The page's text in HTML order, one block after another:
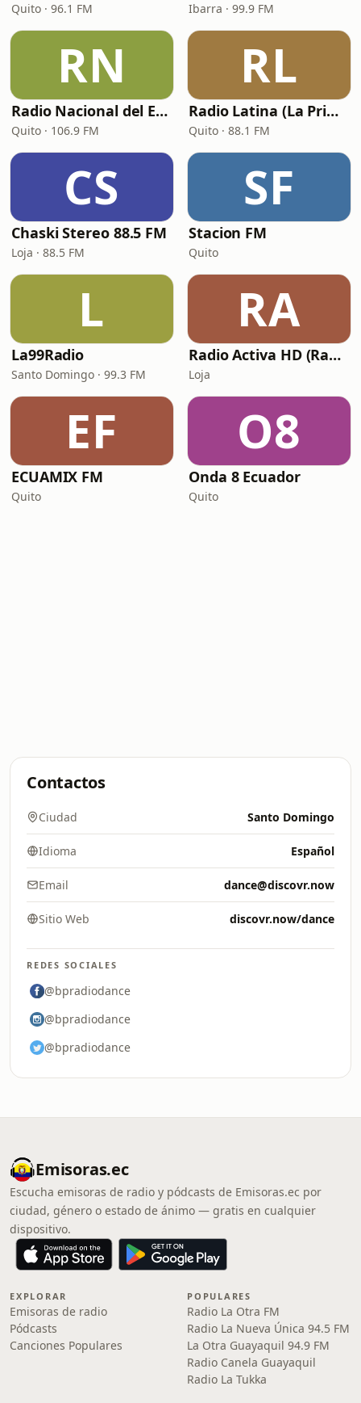
Quito · 96.1 FM Ibarra · 99.9 FM
RN
Radio Nacional del Ecuador
Quito · 106.9 FM
RL
Radio Latina (La Primera)
Quito · 88.1 FM
CS
Chaski Stereo 88.5 FM
Loja · 88.5 FM
SF
Stacion FM
Quito
L
La99Radio
Santo Domingo · 99.3 FM
RA
Radio Activa HD (Radio Activahd Loja)
Loja
EF
ECUAMIX FM
Quito
O8
Onda 8 Ecuador
Quito
Contactos
Ciudad Santo Domingo
Idioma Español
Email dance@discovr.now
Sitio Web discovr.now/dance
REDES SOCIALES
@bpradiodance
@bpradiodance
@bpradiodance
Emisoras.ec
Escucha emisoras de radio y pódcasts de Emisoras.ec por
ciudad, género o estado de ánimo — gratis en cualquier
dispositivo.
EXPLORAR
Emisoras de radio
Pódcasts
Canciones Populares
POPULARES
Radio La Otra FM
Radio La Nueva Única 94.5 FM
La Otra Guayaquil 94.9 FM
Radio Canela Guayaquil
Radio La Tukka